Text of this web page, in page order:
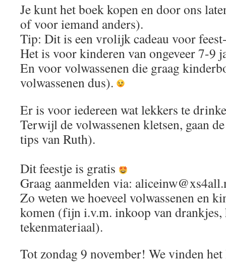
Je kunt het boek kopen en door ons
of voor iemand anders).
Tip: Dit is een vrolijk cadeau voor
Het is voor kinderen van ongeveer 7-9
En voor volwassenen die graag
volwassenen dus).
Er is voor iedereen wat lekkers te
Terwijl de volwassenen kletsen, gaan
tips van Ruth).
Dit feestje is gratis
Graag aanmelden via:
Zo weten we hoeveel volwassenen en
komen (fijn i.v.m. inkoop van drankjes,
tekenmateriaal).
Tot zondag 9 november! We vinden